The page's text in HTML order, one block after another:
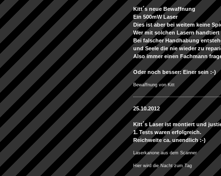
Kitt´s neue Bewaffnung
Ein 500mW Laser
Dies ist aber bei weitem keine
Wer mit solchen Lasern
Bei falscher Handhabung
und Seele die nie wieder zu
Also immer einen Fachmann
Oder noch besser: Einer sein :-)
Bewaffnung von Kitt
25.10.2012
Kitt´s Laser ist montiert und
1. Tests waren erfolgreich.
Reichweite ca. unendlich :-)
Laserkanone aus dem Scanner
Hier wird die Nacht zum Tag